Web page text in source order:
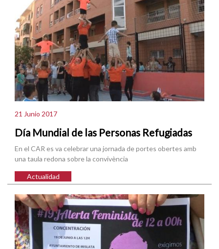
21 Junio 2017
Día Mundial de las Personas Refugiadas
En el CAR es va celebrar una jornada de portes obertes amb
una taula redona sobre la convivència
Actualidad